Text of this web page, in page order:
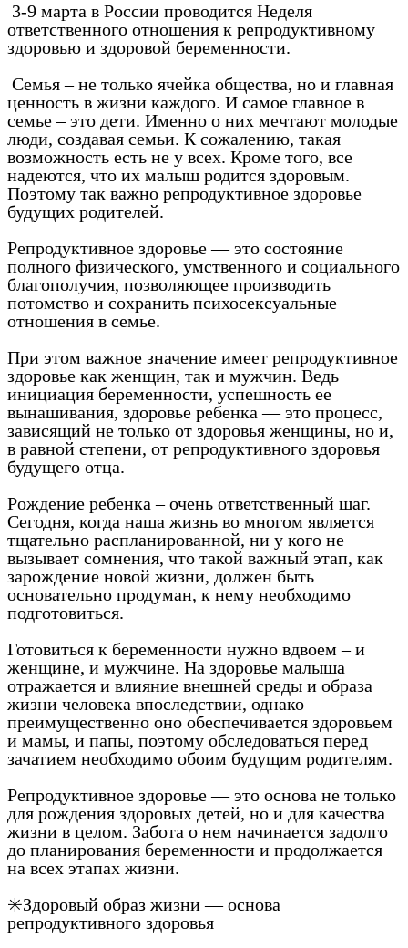
3-9 марта в России проводится Неделя
ответственного отношения к репродуктивному
здоровью и здоровой беременности.
Семья – не только ячейка общества, но и главная
ценность в жизни каждого. И самое главное в
семье – это дети. Именно о них мечтают молодые
люди, создавая семьи. К сожалению, такая
возможность есть не у всех. Кроме того, все
надеются, что их малыш родится здоровым.
Поэтому так важно репродуктивное здоровье
будущих родителей.
Репродуктивное здоровье — это состояние
полного физического, умственного и социального
благополучия, позволяющее производить
потомство и сохранить психосексуальные
отношения в семье.
При этом важное значение имеет репродуктивное
здоровье как женщин, так и мужчин. Ведь
инициация беременности, успешность ее
вынашивания, здоровье ребенка — это процесс,
зависящий не только от здоровья женщины, но и,
в равной степени, от репродуктивного здоровья
будущего отца.
Рождение ребенка – очень ответственный шаг.
Сегодня, когда наша жизнь во многом является
тщательно распланированной, ни у кого не
вызывает сомнения, что такой важный этап, как
зарождение новой жизни, должен быть
основательно продуман, к нему необходимо
подготовиться.
Готовиться к беременности нужно вдвоем – и
женщине, и мужчине. На здоровье малыша
отражается и влияние внешней среды и образа
жизни человека впоследствии, однако
преимущественно оно обеспечивается здоровьем
и мамы, и папы, поэтому обследоваться перед
зачатием необходимо обоим будущим родителям.
Репродуктивное здоровье — это основа не только
для рождения здоровых детей, но и для качества
жизни в целом. Забота о нем начинается задолго
до планирования беременности и продолжается
на всех этапах жизни.
✳️Здоровый образ жизни — основа
репродуктивного здоровья